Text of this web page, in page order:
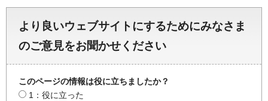
より良いウェブサイトにするためにみなさま
のご意見をお聞かせください
このページの情報は役に立ちましたか？
1：役に立った